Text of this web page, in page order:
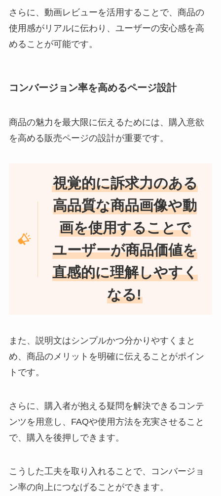
さらに、動画レビューを活用することで、商品の
使用感がリアルに伝わり、ユーザーの安心感を高
めることが可能です。
コンバージョン率を高めるページ設計
商品の魅力を最大限に伝えるためには、購入意欲
を高める販売ページの設計が重要です。
視覚的に訴求力のある
高品質な商品画像や動
画を使用することで
ユーザーが商品価値を
直感的に理解しやすく
なる!
また、説明文はシンプルかつ分かりやすくまと
め、商品のメリットを明確に伝えることがポイン
トです。
さらに、購入者が抱える疑問を解決できるコンテ
ンツを用意し、FAQや使用方法を充実させること
で、購入を後押しできます。
こうした工夫を取り入れることで、コンバージョ
ン率の向上につなげることができます。